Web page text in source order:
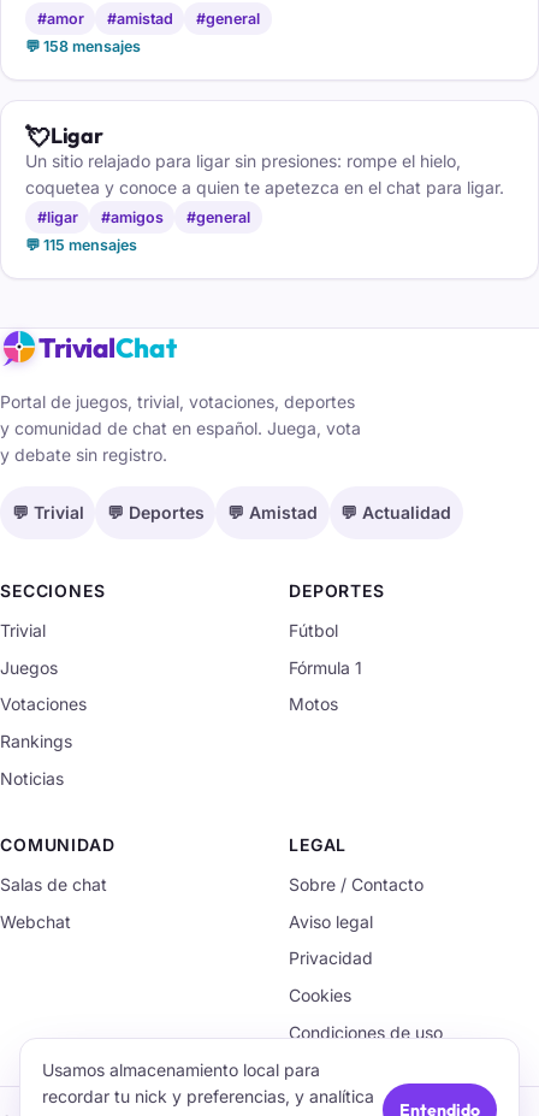
#amor #amistad
#general
💬 158 mensajes
💘Ligar
Un sitio relajado para ligar sin presiones: rompe el hielo,
coquetea y conoce a quien te apetezca en el chat para ligar.
#ligar #amigos
#general
💬 115 mensajes
TrivialChat
Portal de juegos, trivial, votaciones, deportes
y comunidad de chat en español. Juega, vota
y debate sin registro.
💬 Trivial 💬 Deportes 💬 Amistad 💬 Actualidad
SECCIONES
Trivial
Juegos
Votaciones
Rankings
Noticias
DEPORTES
Fútbol
Fórmula 1
Motos
COMUNIDAD
Salas de chat
Webchat
LEGAL
Sobre / Contacto
Aviso legal
Privacidad
Cookies
Condiciones de uso
Usamos almacenamiento local para
recordar tu nick y preferencias, y analítica
Entendido